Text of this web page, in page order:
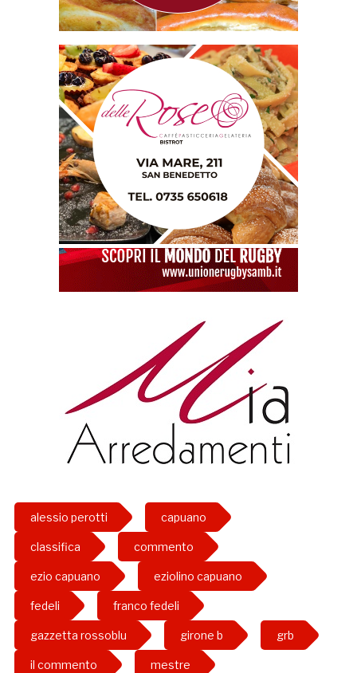
alessio perotti capuano
classifica commento
ezio capuano eziolino capuano
fedeli franco fedeli
gazzetta rossoblu girone b grb
il commento mestre